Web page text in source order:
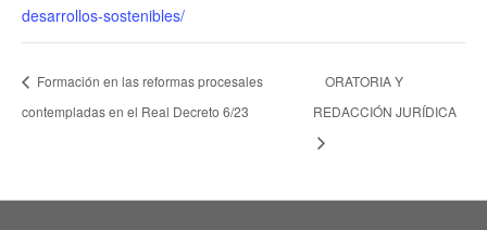
desarrollos-sostenibles/
Formación en las reformas procesales
contempladas en el Real Decreto 6/23
ORATORIA Y
REDACCIÓN JURÍDICA